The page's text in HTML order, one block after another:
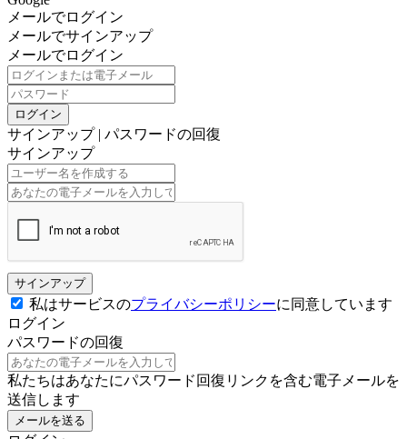
メールでログイン
メールでサインアップ
メールでログイン
ログイン
サインアップ| パスワードの回復
サインアップ
サインアップ
私はサービスのプライバシーポリシーに同意しています
ログイン
パスワードの回復
私たちはあなたにパスワード回復リンクを含む電子メールを
送信します
メールを送る